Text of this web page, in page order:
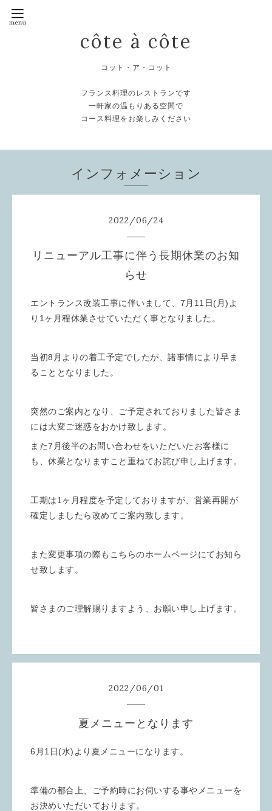
côte à côte
コット・ア・コット
フランス料理のレストランです
一軒家の温もりある空間で
コース料理をお楽しみください
インフォメーション
2022/06/24
リニューアル工事に伴う長期休業のお知
らせ
エントランス改装工事に伴いまして、7月11日(月)よ
り1ヶ月程休業させていただく事となりました。
当初8月よりの着工予定でしたが、諸事情により早ま
ることとなりました。
突然のご案内となり、ご予定されておりました皆さま
には大変ご迷惑をおかけ致します。
また7月後半のお問い合わせをいただいたお客様に
も、休業となりますこと重ねてお詫び申し上げます。
工期は1ヶ月程度を予定しておりますが、営業再開が
確定しましたら改めてご案内致します。
また変更事項の際もこちらのホームページにてお知ら
せ致します。
皆さまのご理解賜りますよう、お願い申し上げます。
2022/06/01
夏メニューとなります
6月1日(水)より夏メニューになります。
準備の都合上、ご予約時にお伺いする事やメニューを
お決めいただいております。